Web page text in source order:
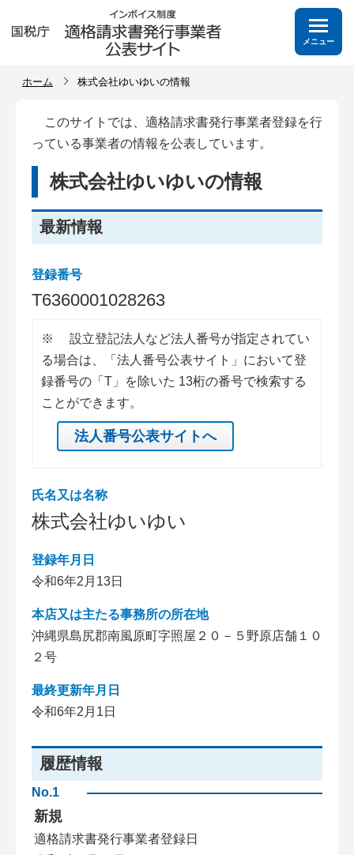
メニュー
ホーム 株式会社ゆいゆいの情報
このサイトでは、適格請求書発行事業者登録を行
っている事業者の情報を公表しています。
株式会社ゆいゆいの情報
最新情報
登録番号
T6360001028263
※
設立登記法人など法人番号が指定されてい
る場合は、「法人番号公表サイト」において登
録番号の「T」を除いた 13桁の番号で検索する
ことができます。
法人番号公表サイトへ
氏名又は名称
株式会社ゆいゆい
登録年月日
令和6年2月13日
本店又は主たる事務所の所在地
沖縄県島尻郡南風原町字照屋２０－５野原店舗１０
２号
最終更新年月日
令和6年2月1日
履歴情報
No.1
新規
適格請求書発行事業者登録日